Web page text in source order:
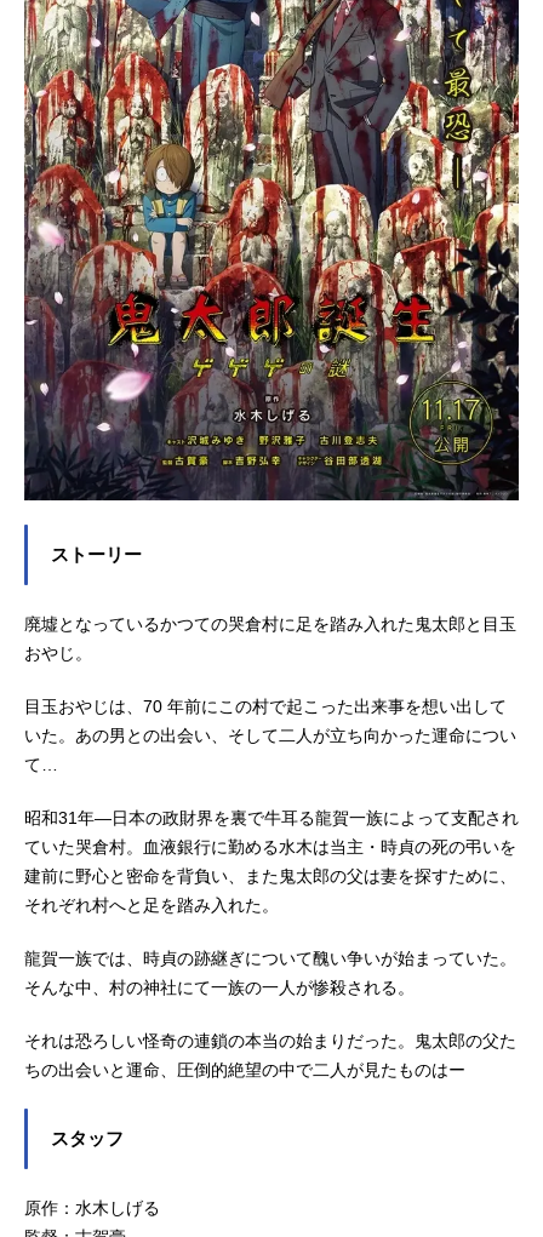
ストーリー
廃墟となっているかつての哭倉村に足を踏み入れた鬼太郎と目玉
おやじ。
目玉おやじは、70 年前にこの村で起こった出来事を想い出して
いた。あの男との出会い、そして二人が立ち向かった運命につい
て…
昭和31年―日本の政財界を裏で牛耳る龍賀一族によって支配され
ていた哭倉村。血液銀行に勤める水木は当主・時貞の死の弔いを
建前に野心と密命を背負い、また鬼太郎の父は妻を探すために、
それぞれ村へと足を踏み入れた。
龍賀一族では、時貞の跡継ぎについて醜い争いが始まっていた。
そんな中、村の神社にて一族の一人が惨殺される。
それは恐ろしい怪奇の連鎖の本当の始まりだった。鬼太郎の父た
ちの出会いと運命、圧倒的絶望の中で二人が見たものはー
スタッフ
原作：水木しげる